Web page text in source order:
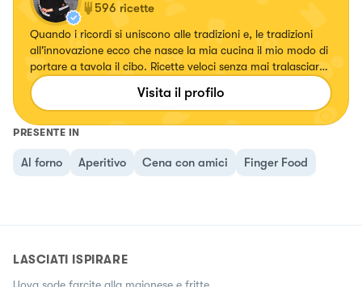
596 ricette
Quando i ricordi si uniscono alle tradizioni e, le tradizioni
all'innovazione ecco che nasce la mia cucina il mio modo di
portare a tavola il cibo. Ricette veloci senza mai tralasciare
il gusto.
Visita il profilo
PRESENTE IN
Al forno Aperitivo Cena con amici Finger Food
LASCIATI ISPIRARE